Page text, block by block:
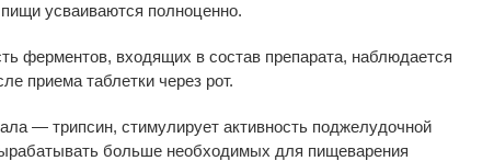
усваиваются полноценно.
ферментов, входящих в состав препарата, наблюдается
приема таблетки через рот.
— трипсин, стимулирует активность поджелудочной
больше необходимых для пищеварения